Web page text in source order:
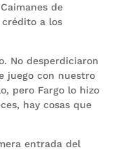
de
crédito a los
No desperdiciaron
juego con nuestro
pero Fargo lo hizo
hay cosas que
entrada del